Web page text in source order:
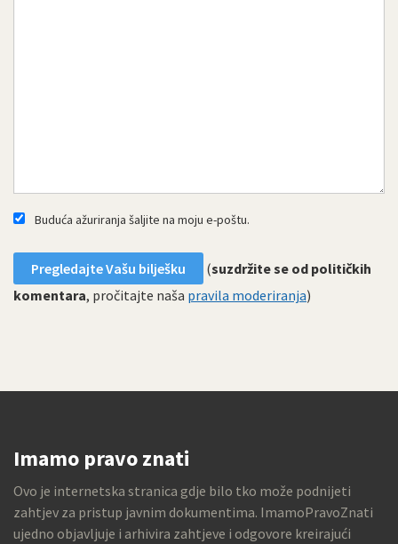
Buduća ažuriranja šaljite na moju e-poštu.
(suzdržite se od političkih
komentara, pročitajte naša pravila moderiranja)
Imamo pravo znati
Ovo je internetska stranica gdje bilo tko može podnijeti
zahtjev za pristup javnim dokumentima. ImamoPravoZnati
ujedno objavljuje i arhivira zahtjeve i odgovore kreirajući